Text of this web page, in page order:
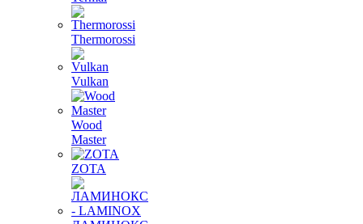
Thermorossi
Vulkan
Wood
Master
ZOTA